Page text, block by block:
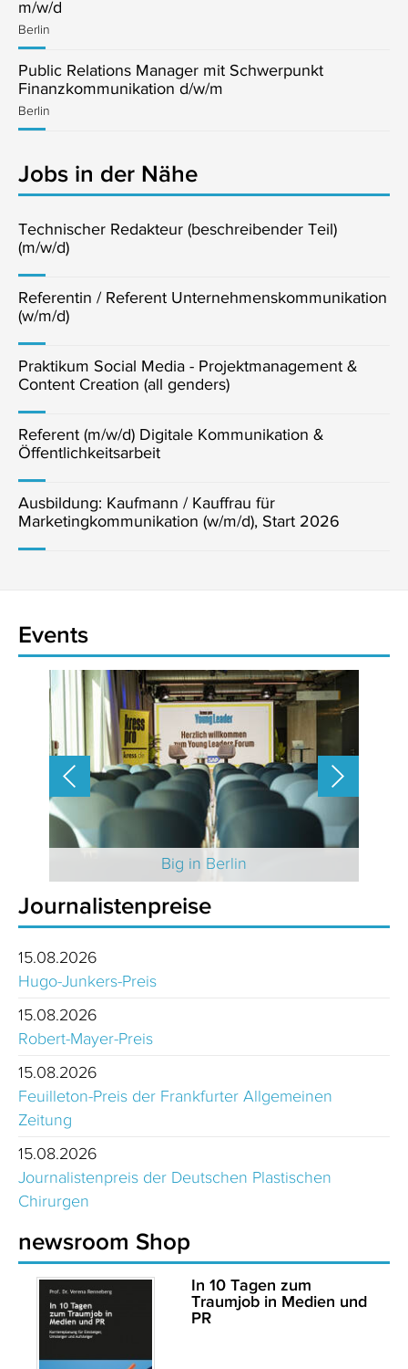
m/w/d
Berlin
Public Relations Manager mit Schwerpunkt
Finanzkommunikation d/w/m
Berlin
Jobs in der Nähe
Technischer Redakteur (beschreibender Teil)
(m/w/d)
Referentin / Referent Unternehmenskommunikation
(w/m/d)
Praktikum Social Media - Projektmanagement &
Content Creation (all genders)
Referent (m/w/d) Digitale Kommunikation &
Öffentlichkeitsarbeit
Ausbildung: Kaufmann / Kauffrau für
Marketingkommunikation (w/m/d), Start 2026
Events
Big in Berlin
Journalistenpreise
15.08.2026
Hugo-Junkers-Preis
15.08.2026
Robert-Mayer-Preis
15.08.2026
Feuilleton-Preis der Frankfurter Allgemeinen
Zeitung
15.08.2026
Journalistenpreis der Deutschen Plastischen
Chirurgen
newsroom Shop
In 10 Tagen zum
Traumjob in Medien und
PR